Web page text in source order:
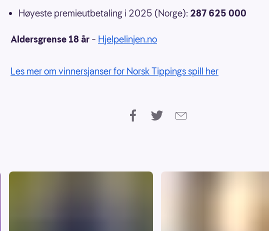
Høyeste premieutbetaling i 2025 (Norge): 287 625 000
Aldersgrense 18 år – Hjelpelinjen.no
Les mer om vinnersjanser for Norsk Tippings spill her